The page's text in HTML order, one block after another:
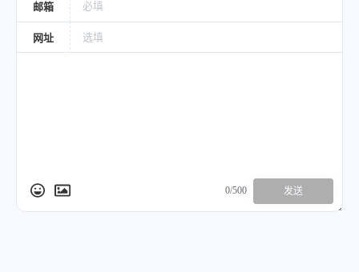
邮箱
网址
0/500 发送